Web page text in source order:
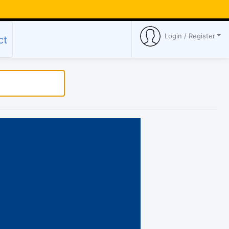
Login / Register